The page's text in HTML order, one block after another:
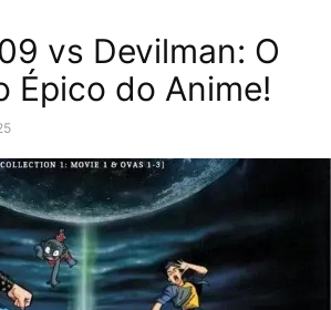
vs Devilman: O
Épico do Anime!